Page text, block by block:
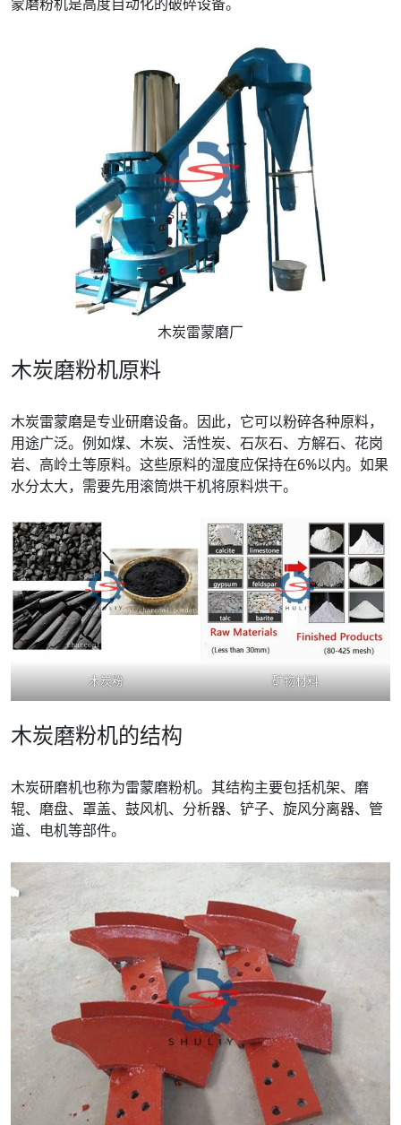
木炭雷蒙磨厂
木炭磨粉机原料
木炭雷蒙磨是专业研磨设备。因此，它可以粉碎各种原料，
用途广泛。例如煤、木炭、活性炭、石灰石、方解石、花岗
岩、高岭土等原料。这些原料的湿度应保持在6%以内。如果
水分太大，需要先用滚筒烘干机将原料烘干。
木炭粉 矿物材料
木炭磨粉机的结构
木炭研磨机也称为雷蒙磨粉机。其结构主要包括机架、磨
辊、磨盘、罩盖、鼓风机、分析器、铲子、旋风分离器、管
道、电机等部件。